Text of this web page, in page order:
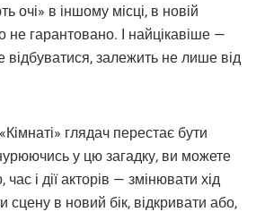
очі» в іншому місці, в новій
не гарантовано. І найцікавіше —
залежить не лише від
глядач перестає бути
у цю загадку, ви можете
і дії акторів — змінювати хід
сцену в новий бік, відкривати або,